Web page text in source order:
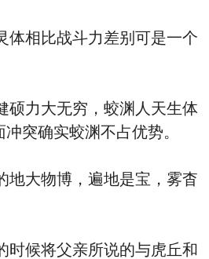
相比战斗力差别可是一个
力大无穷，蛟渊人天生体
突确实蛟渊不占优势。
大物博，遍地是宝，雾杳
候将父亲所说的与虎丘和